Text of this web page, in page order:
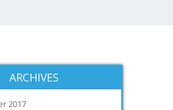
ARCHIVES
2017